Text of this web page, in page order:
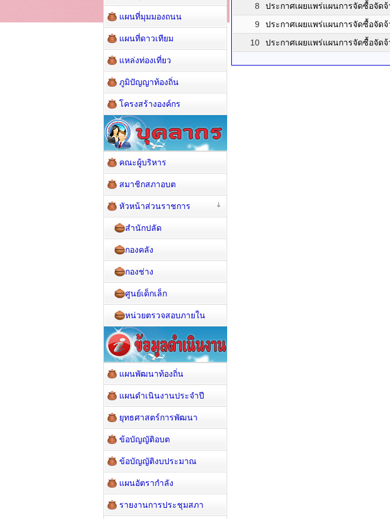
8 ประกาศเผยแพร่แผนการจัดซื้อจั
9
ประกาศเผยแพร่แผนการจัดซื้อจั
10
ประกาศเผยแพร่แผนการจัดซื้อจัด
แผนที่มุมมองถนน
แผนที่ดาวเทียม
แหล่งท่องเที่ยว
ภูมิปัญญาท้องถิ่น
โครงสร้างองค์กร
คณะผู้บริหาร
สมาชิกสภาอบต
หัวหน้าส่วนราชการ
สำนักปลัด
กองคลัง
กองช่าง
ศูนย์เด็กเล็ก
หน่วยตรวจสอบภายใน
แผนพัฒนาท้องถิ่น
แผนดำเนินงานประจำปี
ยุทธศาสตร์การพัฒนา
ข้อบัญญัติอบต
ข้อบัญญัติงบประมาณ
แผนอัตรากำลัง
รายงานการประชุมสภา